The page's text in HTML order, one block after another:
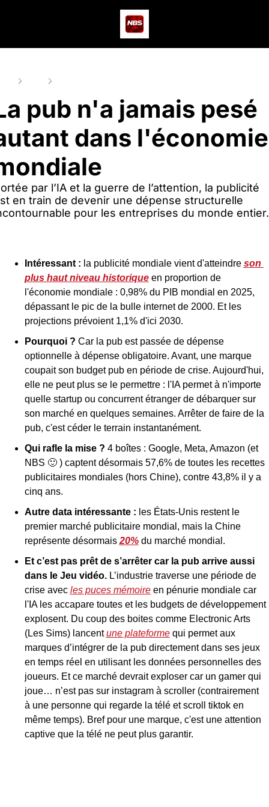
pub n'a jamais pesé
dans l'économie
par l’IA et la guerre de l’attention, la publicité
en train de devenir une dépense structurelle
pour les entreprises du monde entier.
Intéressant : la publicité mondiale vient d'atteindre son
plus haut niveau historique en proportion de
l'économie mondiale : 0,98% du PIB mondial en 2025,
dépassant le pic de la bulle internet de 2000. Et les
projections prévoient 1,1% d'ici 2030.
Pourquoi ? Car la pub est passée de dépense
optionnelle à dépense obligatoire. Avant, une marque
coupait son budget pub en période de crise. Aujourd'hui,
elle ne peut plus se le permettre : l'IA permet à n'importe
quelle startup ou concurrent étranger de débarquer sur
son marché en quelques semaines. Arrêter de faire de la
pub, c'est céder le terrain instantanément.
Qui rafle la mise ? 4 boîtes : Google, Meta, Amazon (et
NBS 🙂 ) captent désormais 57,6% de toutes les recettes
publicitaires mondiales (hors Chine), contre 43,8% il y a
cinq ans.
Autre data intéressante : les États-Unis restent le
premier marché publicitaire mondial, mais la Chine
représente désormais 20% du marché mondial.
Et c’est pas prêt de s’arrêter car la pub arrive aussi
dans le Jeu vidéo. L’industrie traverse une période de
crise avec les puces mémoire en pénurie mondiale car
l'IA les accapare toutes et les budgets de développement
explosent. Du coup des boites comme Electronic Arts
(Les Sims) lancent une plateforme qui permet aux
marques d’intégrer de la pub directement dans ses jeux
en temps réel en utilisant les données personnelles des
joueurs. Et ce marché devrait exploser car un gamer qui
joue… n’est pas sur instagram à scroller (contrairement
à une personne qui regarde la télé et scroll tiktok en
même temps). Bref pour une marque, c'est une attention
captive que la télé ne peut plus garantir.